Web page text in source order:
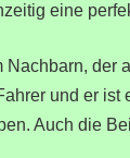
eine
der
und er ist
Auch die